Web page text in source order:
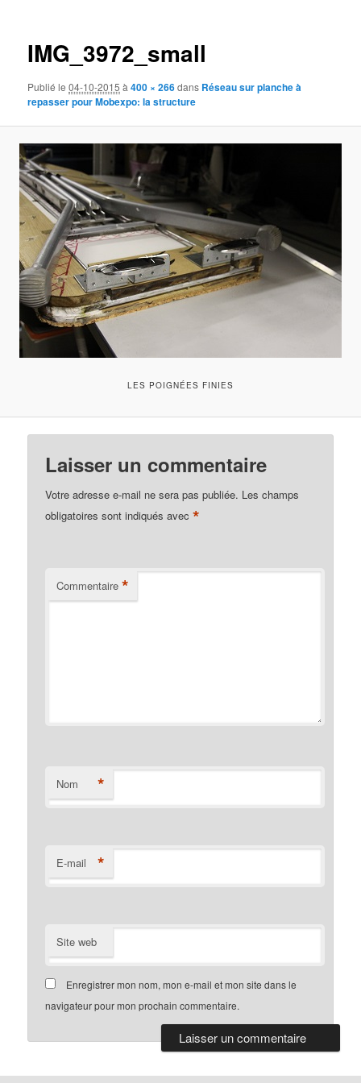
IMG_3972_small
Publié le04-10-2015 à400 × 266dans Réseau sur planche à
repasser pour Mobexpo: la structure
LES POIGNÉES FINIES
Laisser un commentaire
Votre adresse e-mail ne sera pas publiée. Les champs
obligatoires sont indiqués avec*
Commentaire *
Nom *
E-mail *
Site web
Enregistrer mon nom, mon e-mail et mon site dans le
navigateur pour mon prochain commentaire.